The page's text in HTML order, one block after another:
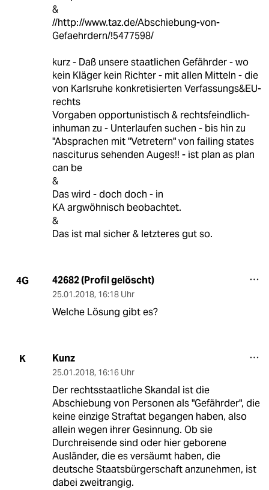
&
//http://www.taz.de/Abschiebung-von-
Gefaehrdern/!5477598/
kurz - Daß unsere staatlichen Gefährder - wo
kein Kläger kein Richter - mit allen Mitteln - die
von Karlsruhe konkretisierten Verfassungs&EU-
rechts
Vorgaben opportunistisch & rechtsfeindlich-
inhuman zu - Unterlaufen suchen - bis hin zu
"Absprachen mit "Vetretern" von failing states
nasciturus sehenden Auges!! - ist plan as plan
can be
&
Das wird - doch doch - in
KA argwöhnisch beobachtet.
&
Das ist mal sicher & letzteres gut so.
4G 42682 (Profil gelöscht)
25.01.2018, 16:18 Uhr
Welche Lösung gibt es?
K Kunz
25.01.2018, 16:16 Uhr
Der rechtsstaatliche Skandal ist die
Abschiebung von Personen als "Gefährder", die
keine einzige Straftat begangen haben, also
allein wegen ihrer Gesinnung. Ob sie
Durchreisende sind oder hier geborene
Ausländer, die es versäumt haben, die
deutsche Staatsbürgerschaft anzunehmen, ist
dabei zweitrangig.